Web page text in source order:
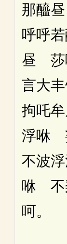
那醯
呼呼
昼 莎
言大
拘吒
浮咻
不波
咻 不
呵。